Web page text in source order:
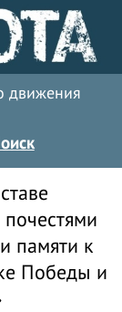
движения
памяти к
Победы и